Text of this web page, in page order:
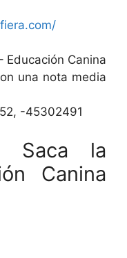
Educación Canina
una nota media
-45302491
Saca la
Canina